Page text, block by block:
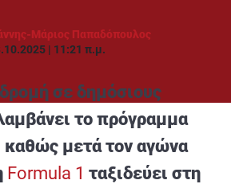
Μάριος Παπαδόπουλος
| 11:21 π.μ.
σε δημόσιους
το πρόγραμμα
καθώς μετά τον αγώνα
Formula 1 ταξιδεύει στη